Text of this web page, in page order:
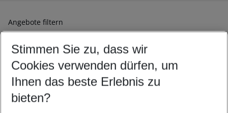
Angebote filtern
Ändern Sie Ihre Kriterien nach Ihren Wünschen
Abflughafen wählen
Beliebiger Abflughafen
Reisezeitraum wählen
10.08.26– 08.08.27 5-8 Nächte
Stimmen Sie zu, dass wir
Cookies verwenden dürfen, um
Ihnen das beste Erlebnis zu
bieten?